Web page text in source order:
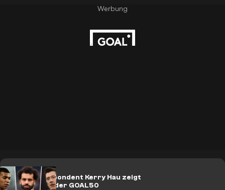
FCB-Korrespondent Kerry Hau zeigt
seine Top 10 der GOAL50